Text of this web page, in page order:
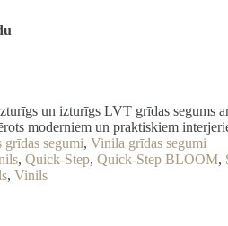
un izturīgs LVT grīdas segums
moderniem un praktiskiem
grīdas segumi, Vinila grīdas segumi
, Quick-Step, Quick-Step BLOOM,
, Vinils